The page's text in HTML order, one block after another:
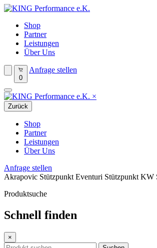
Shop
Partner
Leistungen
Über Uns
0
Anfrage stellen
×
Zurück
Shop
Partner
Leistungen
Über Uns
Anfrage stellen
Akrapovic Stützpunkt Eventuri Stützpunkt KW
Produktsuche
Schnell finden
×